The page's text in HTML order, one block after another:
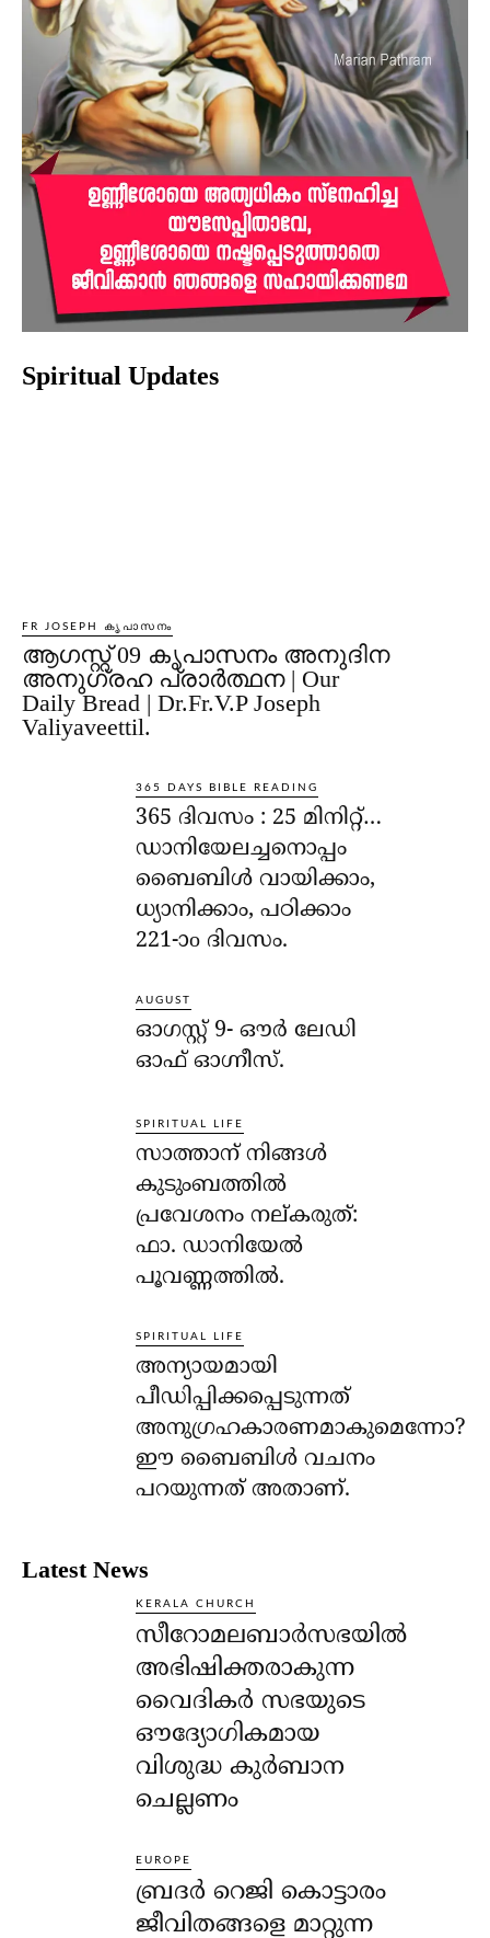
Spiritual Updates
FR JOSEPH കൃപാസനം
ആഗസ്റ്റ് 09 കൃപാസനം അനുദിന
അനുഗ്രഹ പ്രാർത്ഥന | Our
Daily Bread | Dr.Fr.V.P Joseph
Valiyaveettil.
365 DAYS BIBLE READING
365 ദിവസം : 25 മിനിറ്റ്…
ഡാനിയേലച്ചനൊപ്പം
ബൈബിൾ വായിക്കാം,
ധ്യാനിക്കാം, പഠിക്കാം
221-ാo ദിവസം.
AUGUST
ഓഗസ്റ്റ് 9- ഔര്‍ ലേഡി
ഓഫ് ഓഗ്നീസ്.
SPIRITUAL LIFE
സാത്താന് നിങ്ങള്‍
കുടുംബത്തില്‍
പ്രവേശനം നല്കരുത്:
ഫാ. ഡാനിയേല്‍
പൂവണ്ണത്തില്‍.
SPIRITUAL LIFE
അന്യായമായി
പീഡിപ്പിക്കപ്പെടുന്നത്
അനുഗ്രഹകാരണമാകുമെന്നോ?
ഈ ബൈബിള്‍ വചനം
പറയുന്നത് അതാണ്.
Latest News
KERALA CHURCH
സീറോമലബാർസഭയിൽ
അഭിഷിക്തരാകുന്ന
വൈദികർ സഭയുടെ
ഔദ്യോഗികമായ
വിശുദ്ധ കുർബാന
ചെല്ലണം
EUROPE
ബ്രദർ റെജി കൊട്ടാരം
ജീവിതങ്ങളെ മാറ്റുന്ന